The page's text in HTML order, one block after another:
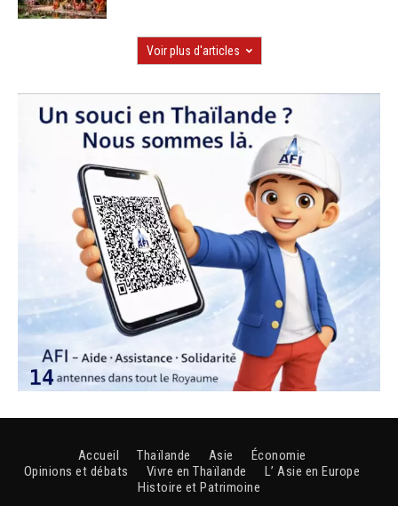
Voir plus d'articles
Accueil Thaïlande Asie
Économie
Opinions et débats
Vivre en Thaïlande
L’ Asie en Europe
Histoire et Patrimoine